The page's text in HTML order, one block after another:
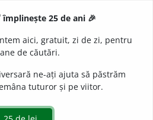
împlinește 25 de ani 🎉
aici, gratuit, zi de zi, pentru
de căutări.
ne-ați ajuta să păstrăm
tuturor și pe viitor.